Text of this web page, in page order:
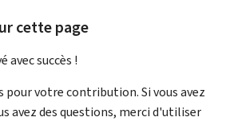
cette page
avecsuccès !
pour votre contribution. Si vous avez
avez des questions, merci d'utiliser